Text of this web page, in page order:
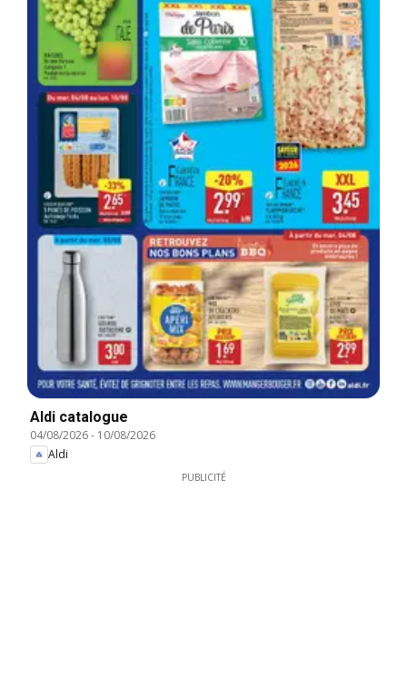
Aldi catalogue
04/08/2026- 10/08/2026
Aldi
PUBLICITÉ